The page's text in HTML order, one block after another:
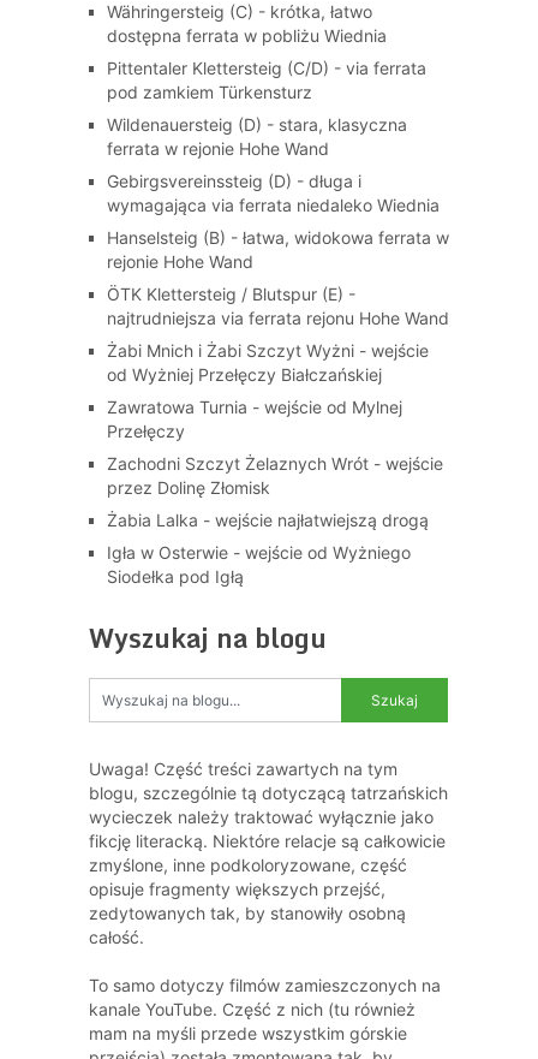
Währingersteig (C) - krótka, łatwo
dostępna ferrata w pobliżu Wiednia
Pittentaler Klettersteig (C/D) - via ferrata
pod zamkiem Türkensturz
Wildenauersteig (D) - stara, klasyczna
ferrata w rejonie Hohe Wand
Gebirgsvereinssteig (D) - długa i
wymagająca via ferrata niedaleko Wiednia
Hanselsteig (B) - łatwa, widokowa ferrata w
rejonie Hohe Wand
ÖTK Klettersteig / Blutspur (E) -
najtrudniejsza via ferrata rejonu Hohe Wand
Żabi Mnich i Żabi Szczyt Wyżni - wejście
od Wyżniej Przełęczy Białczańskiej
Zawratowa Turnia - wejście od Mylnej
Przełęczy
Zachodni Szczyt Żelaznych Wrót - wejście
przez Dolinę Złomisk
Żabia Lalka - wejście najłatwiejszą drogą
Igła w Osterwie - wejście od Wyżniego
Siodełka pod Igłą
Wyszukaj na blogu
Uwaga! Część treści zawartych na tym
blogu, szczególnie tą dotyczącą tatrzańskich
wycieczek należy traktować wyłącznie jako
fikcję literacką. Niektóre relacje są całkowicie
zmyślone, inne podkoloryzowane, część
opisuje fragmenty większych przejść,
zedytowanych tak, by stanowiły osobną
całość.
To samo dotyczy filmów zamieszczonych na
kanale YouTube. Część z nich (tu również
mam na myśli przede wszystkim górskie